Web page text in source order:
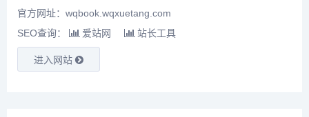
官方网址：wqbook.wqxuetang.com
SEO查询：
爱站网 站长工具
进入网站